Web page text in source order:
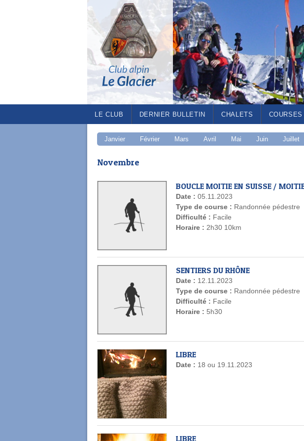
LE CLUB DERNIER BULLETIN CHALETS
Janvier Février Mars Avril Mai Juin Juillet
Novembre
BOUCLE MOITIE EN SUISSE /
Date : 05.11.2023
Type de course : Randonnée pédestre
Difficulté : Facile
Horaire : 2h30 10km
SENTIERS DU RHÔNE
Date : 12.11.2023
Type de course : Randonnée pédestre
Difficulté : Facile
Horaire : 5h30
LIBRE
Date : 18 ou 19.11.2023
LIBRE